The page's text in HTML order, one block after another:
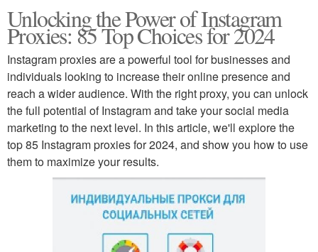
Unlocking the Power of Instagram
Proxies: 85 Top Choices for 2024
Instagram proxies are a powerful tool for businesses and
individuals looking to increase their online presence and
reach a wider audience. With the right proxy, you can unlock
the full potential of Instagram and take your social media
marketing to the next level. In this article, we'll explore the
top 85 Instagram proxies for 2024, and show you how to use
them to maximize your results.